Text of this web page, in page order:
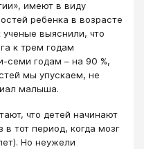
имеют в виду
ребенка в возрасте
ученые выяснили, что
к трем годам
семи годам – на 90 %,
мы упускаем, не
малыша.
что детей начинают
в тот период, когда мозг
Но неужели